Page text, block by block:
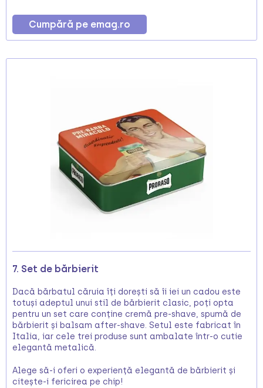
Cumpără pe emag.ro
7. Set de bărbierit
Dacă bărbatul căruia îți dorești să îi iei un cadou este
totuși adeptul unui stil de bărbierit clasic, poți opta
pentru un set care conține cremă pre-shave, spumă de
bărbierit și balsam after-shave. Setul este fabricat în
Italia, iar cele trei produse sunt ambalate într-o cutie
elegantă metalică.
Alege să-i oferi o experiență elegantă de bărbierit și
citește-i fericirea pe chip!